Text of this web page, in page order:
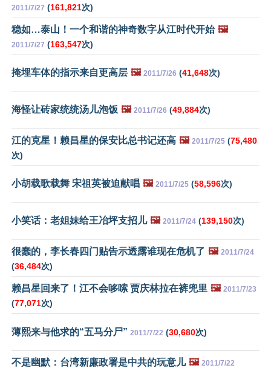
2011/7/27 (161,821次)
稳如…泰山！一个和谐的神奇数字从江时代开始 🖼️
2011/7/27 (163,547次)
掩埋车体的指示来自更高层 🖼️ 2011/7/26 (41,648次)
海怪让砖家统统汤儿泡饭 🖼️ 2011/7/26 (49,884次)
江的克星！赖昌星的保安比总书记还高 🖼️ 2011/7/25 (75,480
次)
小胡载歌载舞 宋祖英被迫献唱 🖼️ 2011/7/25 (58,596次)
小笑话：老姐妹给王冶坪支招儿 🖼️ 2011/7/24 (139,150次)
很蠢的，李长春四门贴告示透露谁现在危机了 🖼️ 2011/7/24
(36,484次)
赖昌星回来了！江不会哆嗦 贾庆林拉在裤兜里 🖼️ 2011/7/23
(77,071次)
薄熙来与他求的“五马分尸” 2011/7/22 (30,680次)
不是幽默：台湾新廉政署是中共的玩意儿 🖼️ 2011/7/22